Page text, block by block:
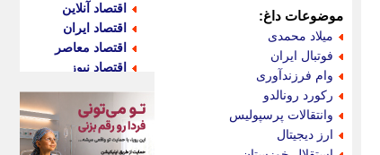
موضوعات داغ:
میلاد محمدی
فوتبال ایران
وام فرزندآوری
رکورد رونالدو
وانتقالات پرسپولیس
ارز دیجیتال
اقتصاد آنلاین
اقتصاد ایران
اقتصاد معاصر
اقتصاد نیوز
اکوفارس
اکونگار
اکونیوز